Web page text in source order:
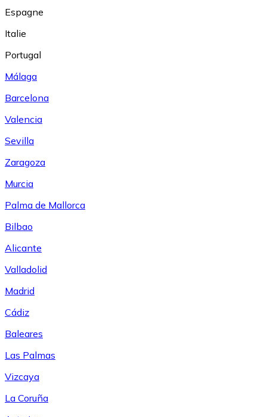
Espagne
Italie
Portugal
Málaga
Barcelona
Valencia
Sevilla
Zaragoza
Murcia
Palma de Mallorca
Bilbao
Alicante
Valladolid
Madrid
Cádiz
Baleares
Las Palmas
Vizcaya
La Coruña